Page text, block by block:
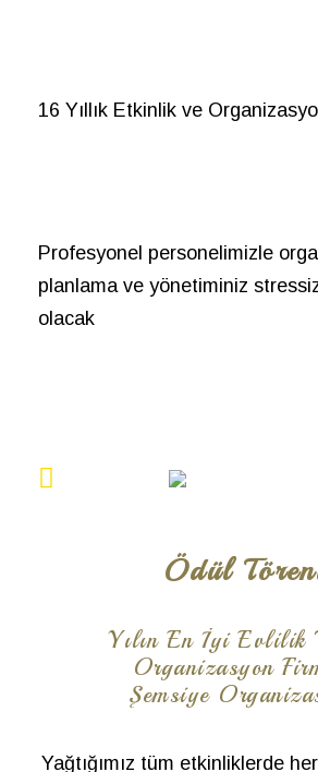
16 Yıllık Etkinlik ve
Profesyonel personelimizle
planlama ve yönetiminiz
olacak
Ödül
Yılın En İyi Evlilik
Organizasyon
Şemsiye
Yağtığımız tüm etkinliklerde